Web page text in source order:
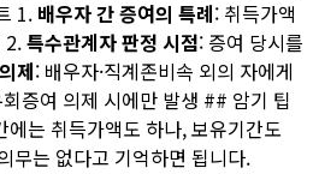
1. 배우자 간 증여의 특례: 취득가액
2.특수관계자 판정 시점: 증여 당시를
제: 배우자·직계존비속 외의 자에게
증여 의제 시에만 발생 ## 암기 팁
는 취득가액도 하나, 보유기간도
무는 없다고 기억하면 됩니다.